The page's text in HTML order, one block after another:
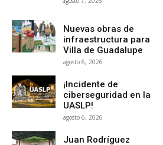
Nuevas obras de
infraestructura para
Villa de Guadalupe
agosto 6, 2026
¡Incidente de
ciberseguridad en la
UASLP!
agosto 6, 2026
Juan Rodríguez